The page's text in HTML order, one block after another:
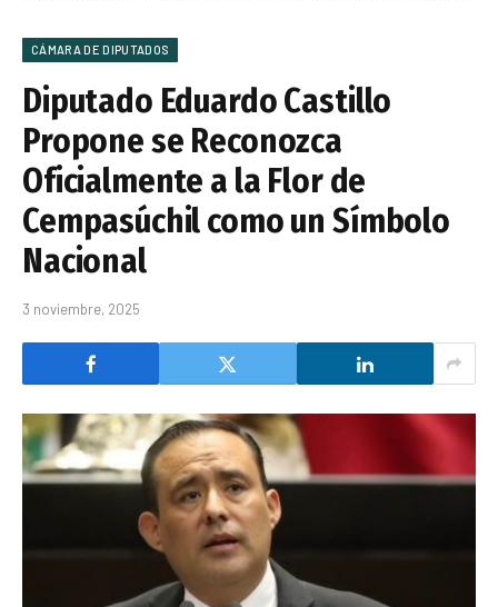
CÁMARA DE DIPUTADOS
Diputado Eduardo Castillo
Propone se Reconozca
Oficialmente a la Flor de
Cempasúchil como un Símbolo
Nacional
3 noviembre, 2025